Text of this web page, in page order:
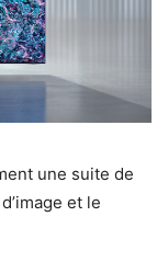
une suite de
et le